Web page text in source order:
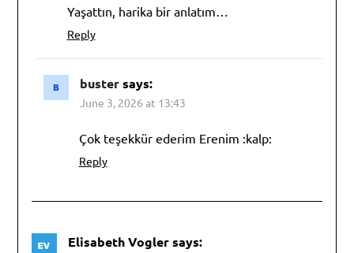
Yaşattın, harika bir anlatım…
Reply
buster says:
June 3, 2026 at 13:43
Çok teşekkür ederim Erenim :kalp:
Reply
Elisabeth Vogler says: